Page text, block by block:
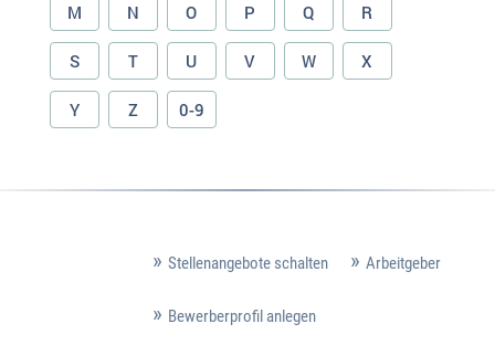
M N O P Q R
S T U V W X
Y Z 0-9
Stellenangebote schalten Arbeitgeber
Bewerberprofil anlegen